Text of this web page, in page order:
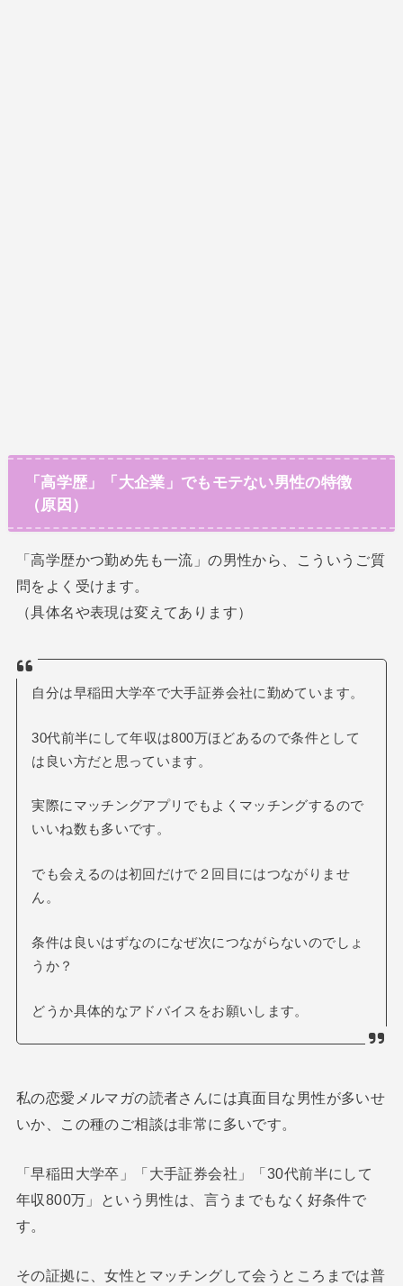
「高学歴」「大企業」でもモテない男性の特徴
（原因）
「高学歴かつ勤め先も一流」の男性から、こういうご質
問をよく受けます。
（具体名や表現は変えてあります）
自分は早稲田大学卒で大手証券会社に勤めています。
30代前半にして年収は800万ほどあるので条件として
は良い方だと思っています。
実際にマッチングアプリでもよくマッチングするので
いいね数も多いです。
でも会えるのは初回だけで２回目にはつながりませ
ん。
条件は良いはずなのになぜ次につながらないのでしょ
うか？
どうか具体的なアドバイスをお願いします。
私の恋愛メルマガの読者さんには真面目な男性が多いせ
いか、この種のご相談は非常に多いです。
「早稲田大学卒」「大手証券会社」「30代前半にして
年収800万」という男性は、言うまでもなく好条件で
す。
その証拠に、女性とマッチングして会うところまでは普